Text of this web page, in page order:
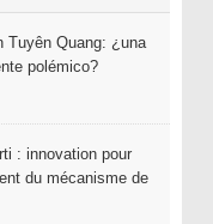
Tuyên Quang: ¿una
polémico?
: innovation pour
du mécanisme de